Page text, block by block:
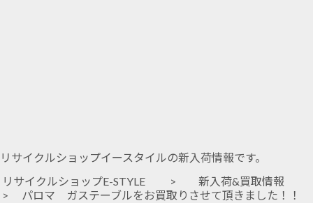
リサイクルショップイースタイルの新入荷情報です。
リサイクルショップE-STYLE
> 新入荷&買取情報
> パロマ ガステーブルをお買取りさせて頂きました！！